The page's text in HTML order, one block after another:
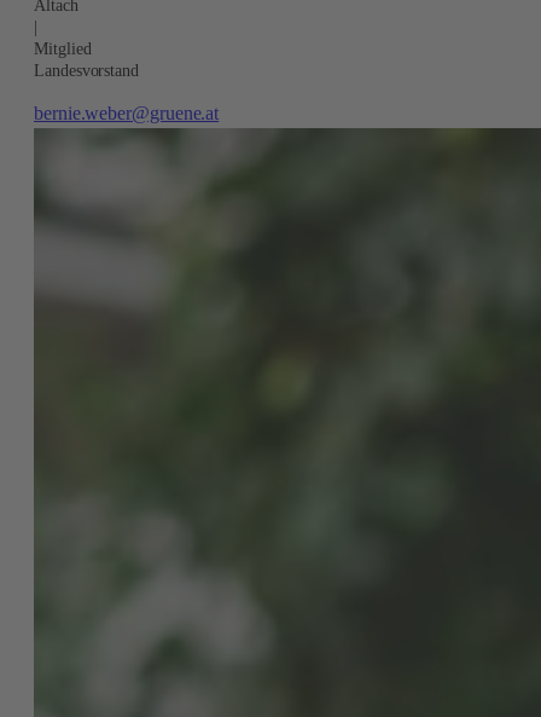
Altach
Mitglied
Landesvorstand
bernie.weber@gruene.at